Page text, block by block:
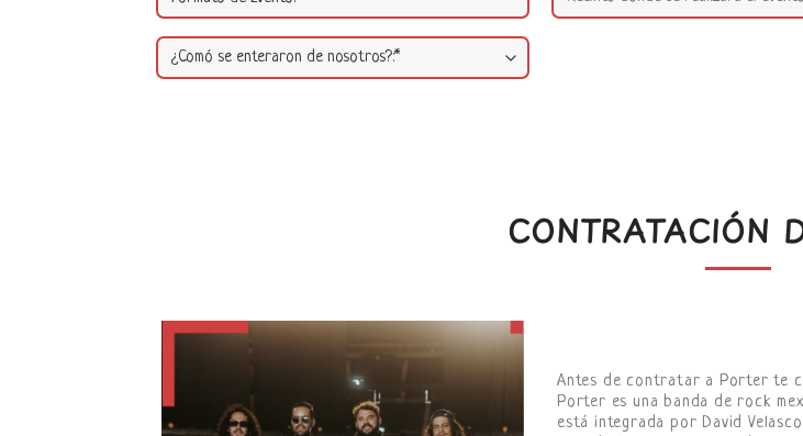
CONTRATACIÓN
Antes de contratar a Porter te
Porter es una banda de rock
está integrada por David